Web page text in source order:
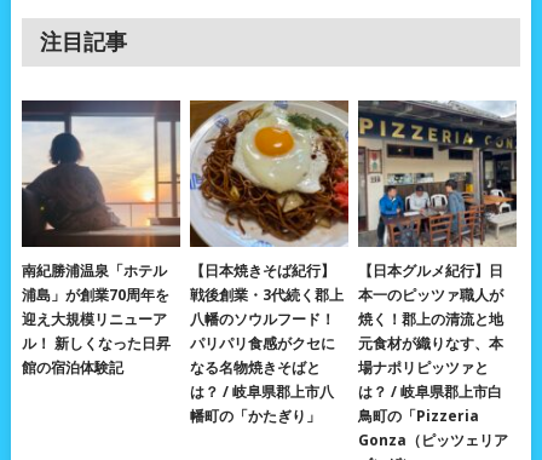
注目記事
南紀勝浦温泉「ホテル
浦島」が創業70周年を
迎え大規模リニューア
ル！ 新しくなった日昇
館の宿泊体験記
【日本焼きそば紀行】
戦後創業・3代続く郡上
八幡のソウルフード！
パリパリ食感がクセに
なる名物焼きそばと
は？ / 岐阜県郡上市八
幡町の「かたぎり」
【日本グルメ紀行】日
本一のピッツァ職人が
焼く！郡上の清流と地
元食材が織りなす、本
場ナポリピッツァと
は？ / 岐阜県郡上市白
鳥町の「Pizzeria
Gonza（ピッツェリア